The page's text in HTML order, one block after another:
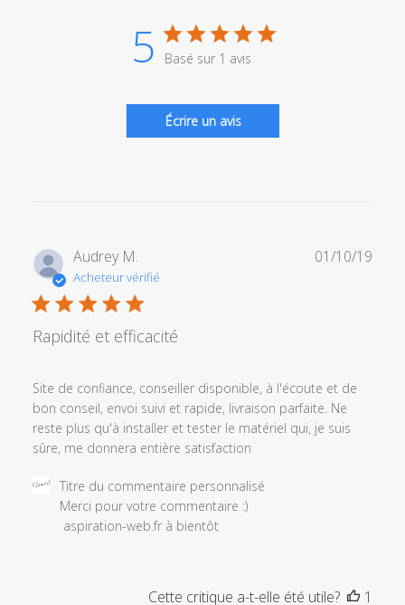
5 Basé sur 1 avis
Écrire un avis
Audrey M.
Acheteur vérifié
Rapidité et efficacité
Site de confiance, conseiller disponible, à l'écoute et de
bon conseil, envoi suivi et rapide, livraison parfaite. Ne
reste plus qu'à installer et tester le matériel qui, je suis
sûre, me donnera entière satisfaction
Commentaires
propriétaire
Titre du commentaire personnalisé
Merci pour votre commentaire :)
aspiration-web.fr à bientôt
01/10/19
Cette critique a-t-elle été utile?
1